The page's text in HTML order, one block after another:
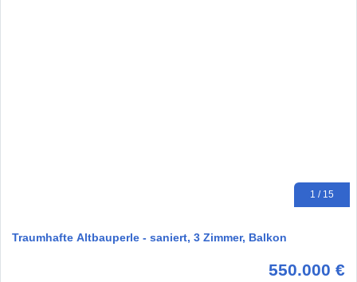
1 / 15
Traumhafte Altbauperle - saniert, 3 Zimmer, Balkon
550.000 €